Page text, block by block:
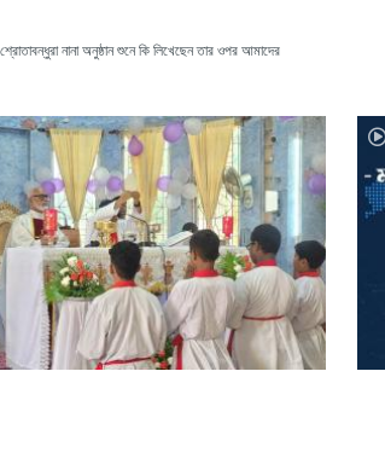
নানা অনুষ্ঠান শুনে কি লিখেছেন তার ওপর আমাদের